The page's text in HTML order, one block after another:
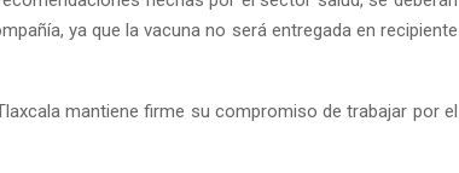
ya que la vacuna no será entregada en recipiente
mantiene firme su compromiso de trabajar por el